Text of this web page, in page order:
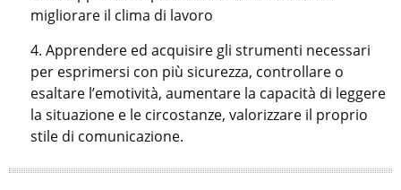
migliorare il clima di lavoro
Apprendere ed acquisire gli strumenti necessari
per esprimersi con più sicurezza, controllare o
esaltare l’emotività, aumentare la capacità di leggere
la situazione e le circostanze, valorizzare il proprio
stile di comunicazione.